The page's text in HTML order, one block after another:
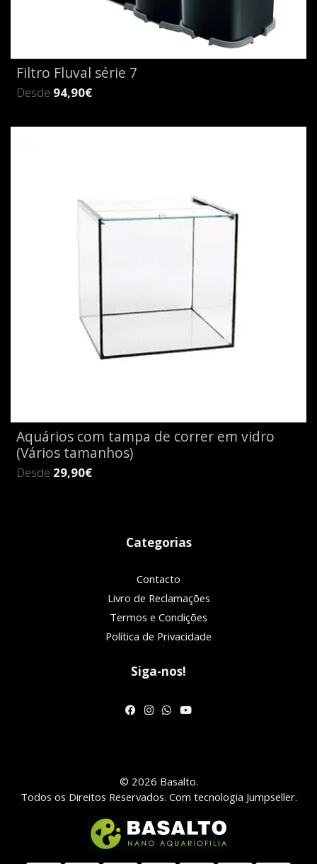
Filtro Fluval série 7
Desde 94,90€
Aquários com tampa de correr em vidro
(Vários tamanhos)
Desde 29,90€
Categorias
Contacto
Livro de Reclamações
Termos e Condições
Política de Privacidade
Siga-nos!
© 2026 Basalto.
Todos os Direitos Reservados. Com tecnologia Jumpseller.